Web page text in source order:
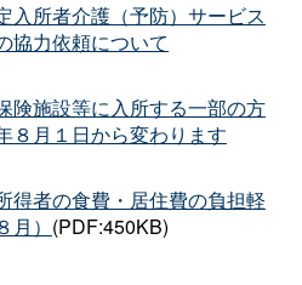
入所者介護（予防）サービス
協力依頼について
険施設等に入所する一部の方
８月１日から変わります
得者の食費・居住費の負担軽
） (PDF:450KB)